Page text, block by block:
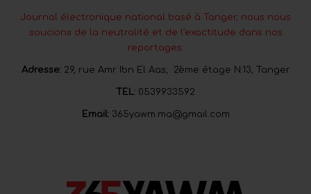
Journal électronique national basé à Tanger, nous nous
soucions de la neutralité et de l’exactitude dans nos
reportages.
Adresse: 29, rue Amr Ibn El Aas, 2ème étage N:13, Tanger
TEL: 0539933592
Email: 365yawm.ma@gmail.com